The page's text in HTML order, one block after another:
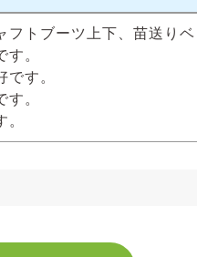
フトブーツ上下、苗送りベ
。
す。
。